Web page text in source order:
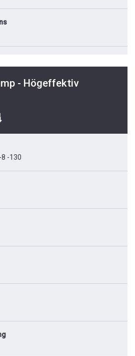
- Högeffektiv
-130